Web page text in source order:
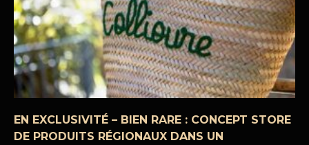
EN EXCLUSIVITÉ – BIEN RARE : CONCEPT STORE
DE PRODUITS RÉGIONAUX DANS UN